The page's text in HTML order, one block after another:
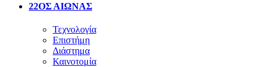
22ΟΣ ΑΙΩΝΑΣ
Τεχνολογία
Επιστήμη
Διάστημα
Καινοτομία